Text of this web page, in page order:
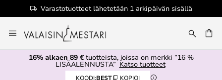
Varastotuotteet lähetetään 1 arkipäivän sisällä
to
Content
16% alkaen 89 €tuotteista, joissa on merkki ”16 %
LISÄALENNUSTA” Katso tuotteet
KOODI:BEST KOPIOI